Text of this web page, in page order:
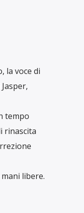
la voce di
tempo
rinascita
libere.